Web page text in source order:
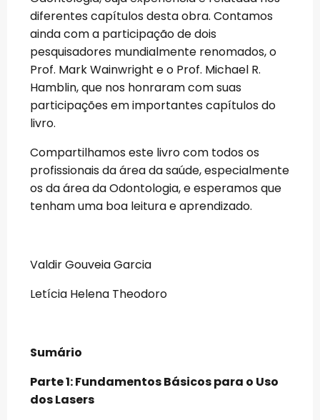
diferentes capítulos desta obra. Contamos
ainda com a participação de dois
pesquisadores mundialmente renomados, o
Prof. Mark Wainwright e o Prof. Michael R.
Hamblin, que nos honraram com suas
participações em importantes capítulos do
livro.
Compartilhamos este livro com todos os
profissionais da área da saúde, especialmente
os da área da Odontologia, e esperamos que
tenham uma boa leitura e aprendizado.
Valdir Gouveia Garcia
Letícia Helena Theodoro
Sumário
Parte 1: Fundamentos Básicos para o Uso
dos Lasers